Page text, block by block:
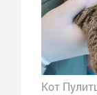
Кот